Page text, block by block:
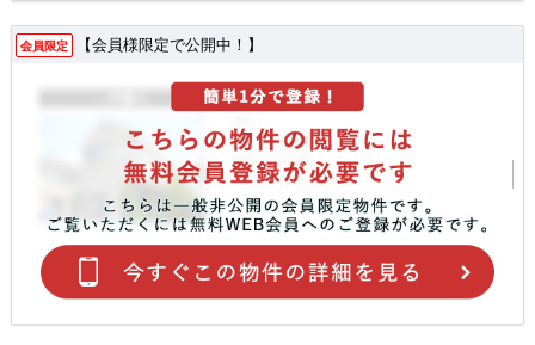
会員限定 【会員様限定で公開中！】